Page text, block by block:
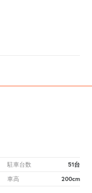
駐車台数 51台
車高 200cm